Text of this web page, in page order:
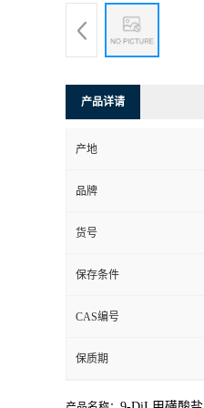
产品详请
产地
品牌
货号
保存条件
CAS编号
保质期